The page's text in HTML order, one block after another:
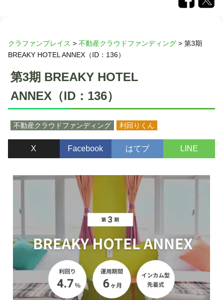
クラファンプレイス > 不動産クラウドファンディング > 第3期
BREAKY HOTEL ANNEX（ID：136）
第3期 BREAKY HOTEL
ANNEX（ID：136）
不動産クラウドファンディング 利回りくん
X Facebook はてブ LINE